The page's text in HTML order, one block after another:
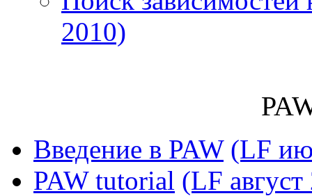
2010)
Введение в PAW (LF
PAW tutorial (LF